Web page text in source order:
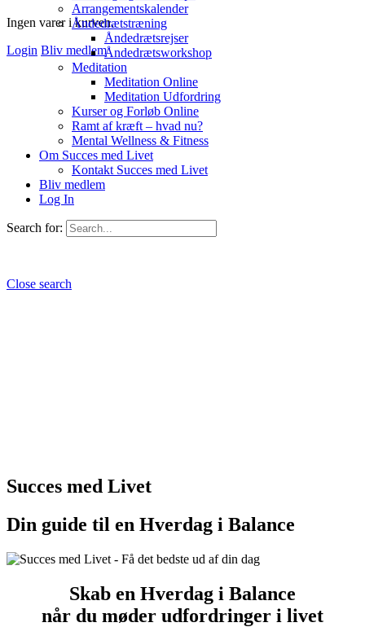
Ingen varer i kurven.
Login Bliv medlem
Arrangementskalender
Åndedrætstræning
Åndedrætsrejser
Åndedrætsworkshop
Meditation
Meditation Online
Meditation Udfordring
Kurser og Forløb Online
Ramt af kræft – hvad nu?
Mental Wellness & Fitness
Om Succes med Livet
Kontakt Succes med Livet
Bliv medlem
Log In
Search for:
Close search
Succes med Livet
Din guide til en Hverdag i Balance
Skab en Hverdag i Balance
når du møder udfordringer i livet